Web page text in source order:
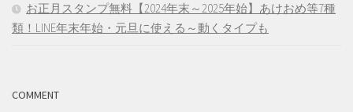
お正月スタンプ無料【2024年末～2025年始】あけおめ等7種
類！LINE年末年始・元旦に使える～動くタイプも
COMMENT